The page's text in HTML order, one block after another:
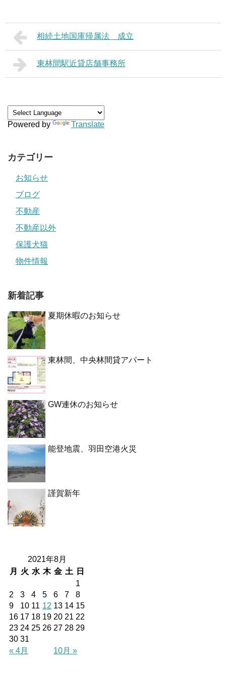
相続土地国庫帰属法 成立
東林間駅近貸店舗事務所
Powered by Translate
カテゴリー
お知らせ
ブログ
不動産
不動産以外
保護犬猫
物件情報
新着記事
夏期休暇のお知らせ
東林間、中央林間貸アパート
GW連休のお知らせ
能登地震、羽田空港火災
謹賀新年
2021年8月
月
火 水 木 金 土 日
« 4月 10月 »
1
2
3 4 5 6 7
8
9
10 11 12 13 14 15
16 17 18 19 20 21 22
23 24 25 26 27 28 29
30 31